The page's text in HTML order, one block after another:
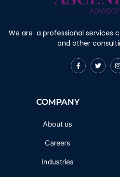
We are a professional services
and other
F
a
o
T
w
I
COMPANY
About us
Careers
Industries